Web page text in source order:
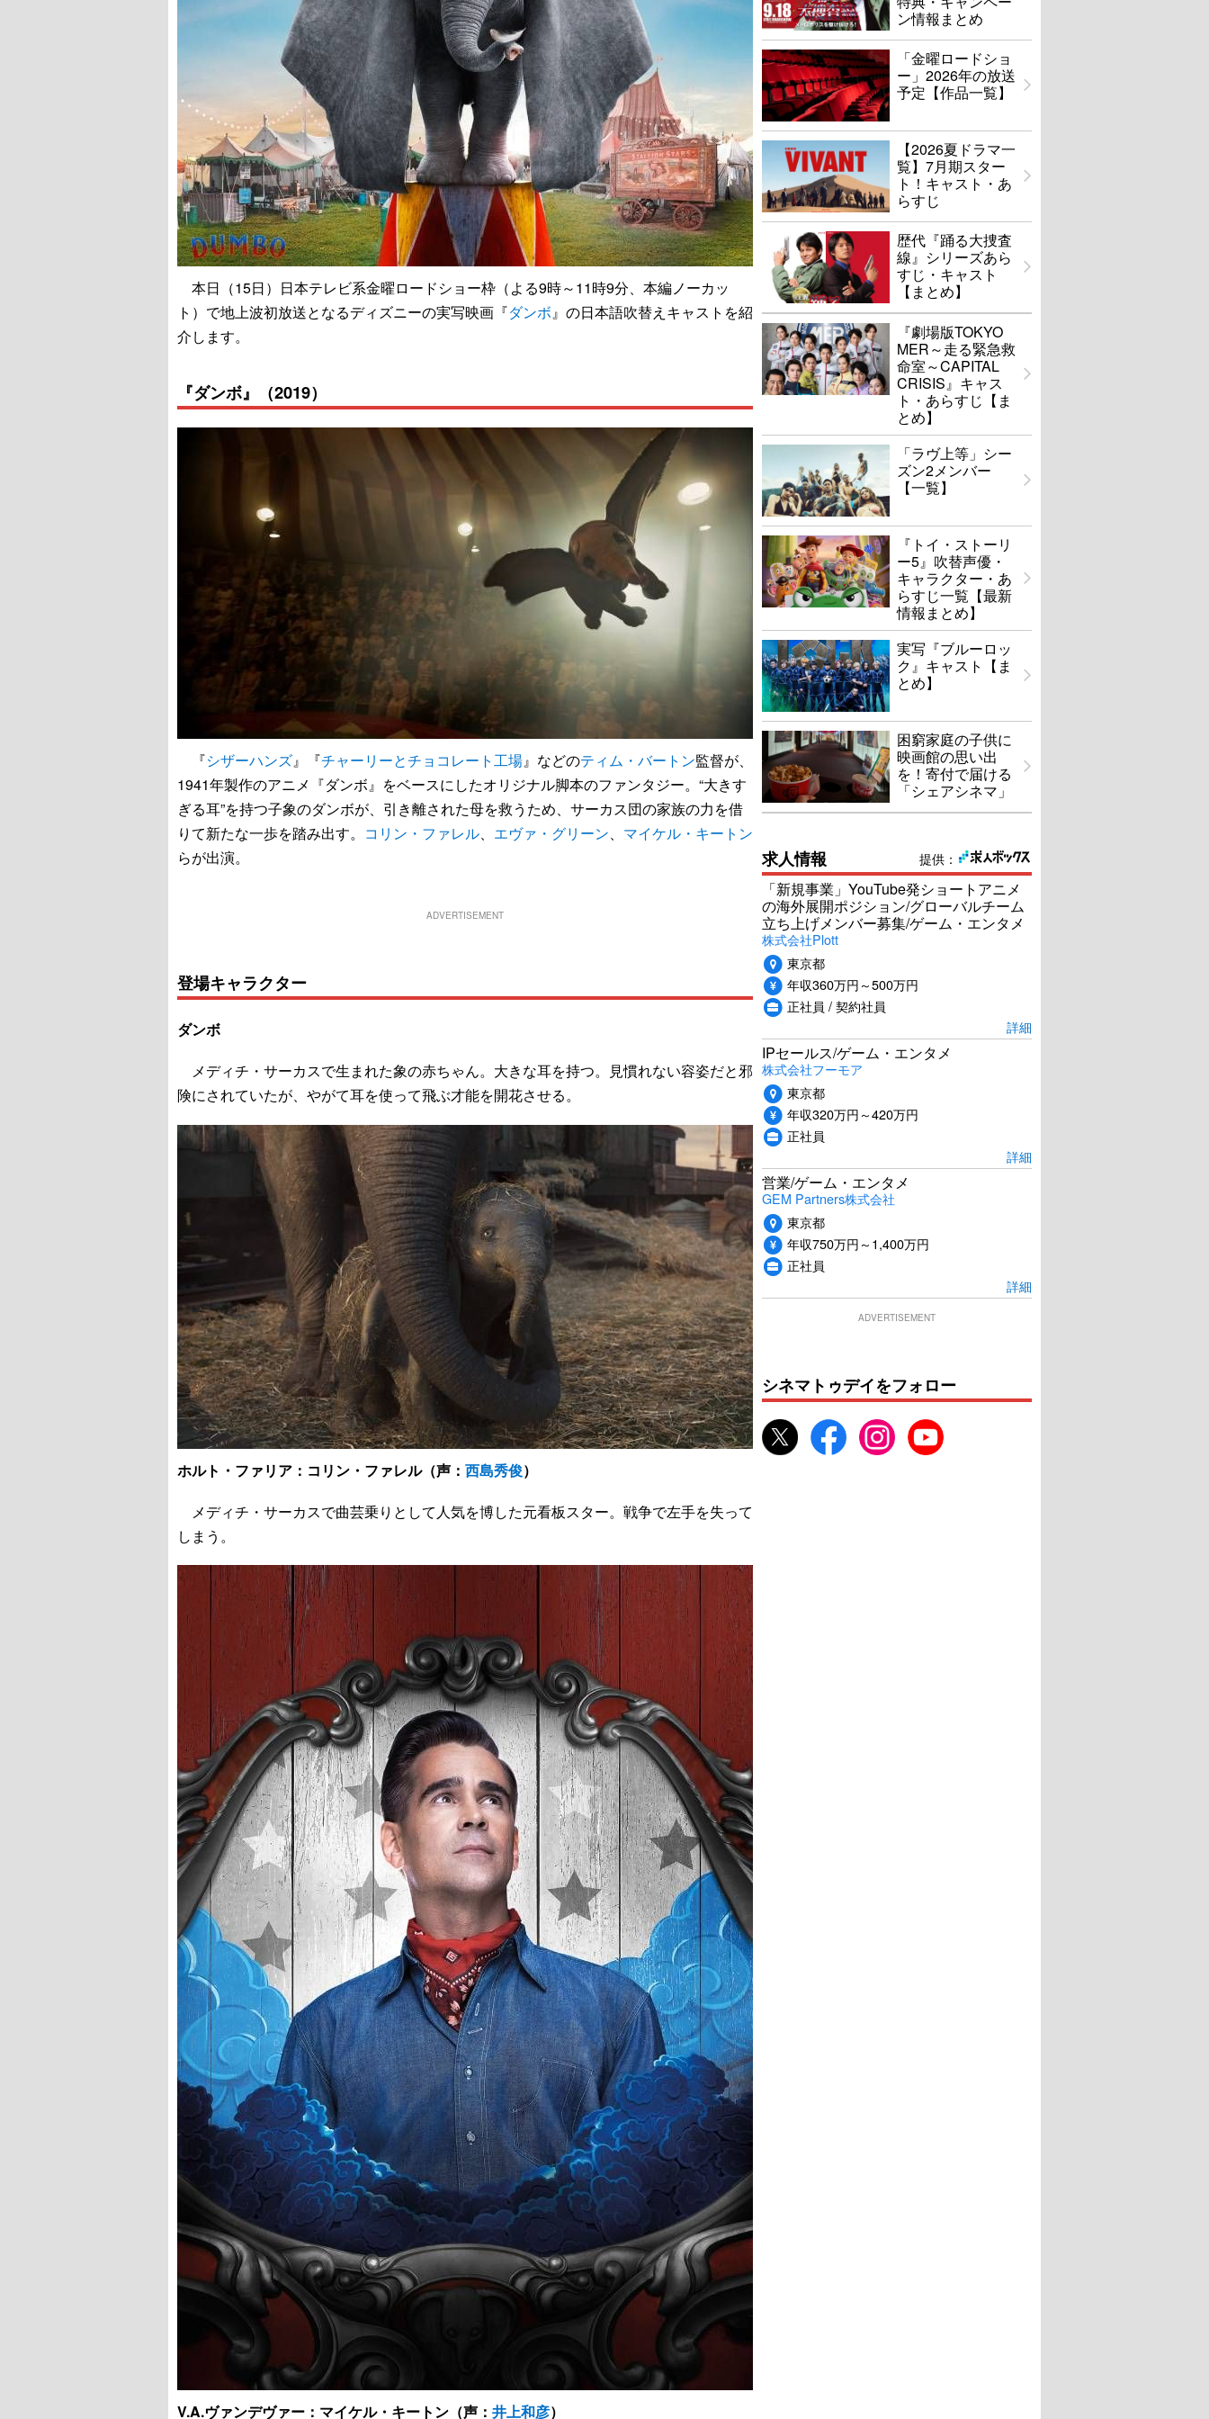
本日（15日）日本テレビ系金曜ロードショー枠（よる9時～11時9分、本編ノーカッ
ト）で地上波初放送となるディズニーの実写映画『ダンボ』の日本語吹替えキャストを紹
介します。
『ダンボ』（2019）
『シザーハンズ』『チャーリーとチョコレート工場』などのティム・バートン監督が、
1941年製作のアニメ『ダンボ』をベースにしたオリジナル脚本のファンタジー。“大きす
ぎる耳”を持つ子象のダンボが、引き離された母を救うため、サーカス団の家族の力を借
りて新たな一歩を踏み出す。 コリン・ファレル エヴァ・グリーン
マイケル・キートン
らが出演。
ADVERTISEMENT
登場キャラクター
ダンボ
メディチ・サーカスで生まれた象の赤ちゃん。大きな耳を持つ。見慣れない容姿だと邪
険にされていたが、やがて耳を使って飛ぶ才能を開花させる。
ホルト・ファリア：コリン・ファレル（声： 西島秀俊）
メディチ・サーカスで曲芸乗りとして人気を博した元看板スター。戦争で左手を失って
しまう。
V.A.ヴァンデヴァー：マイケル・キートン（声： 井上和彦）
ン情報まとめ
「金曜ロードショ
ー」2026年の放送
予定【作品一覧】
【2026夏ドラマ一
覧】7月期スター
ト！キャスト・あ
らすじ
歴代『踊る大捜査
線』シリーズあら
すじ・キャスト
【まとめ】
『劇場版TOKYO
MER～走る緊急救
命室～CAPITAL
CRISIS』キャス
ト・あらすじ【ま
とめ】
「ラヴ上等」シー
ズン2メンバー
【一覧】
『トイ・ストーリ
ー5』吹替声優・
キャラクター・あ
らすじ一覧【最新
情報まとめ】
実写『ブルーロッ
ク』キャスト【ま
とめ】
困窮家庭の子供に
映画館の思い出
を！寄付で届ける
「シェアシネマ」
提供：
求人情報
「新規事業」YouTube発ショートアニメ
の海外展開ポジション/グローバルチーム
立ち上げメンバー募集/ゲーム・エンタメ
株式会社Plott
東京都
年収360万円～500万円
正社員 / 契約社員
詳細
IPセールス/ゲーム・エンタメ
株式会社フーモア
東京都
年収320万円～420万円
正社員
詳細
営業/ゲーム・エンタメ
GEM Partners株式会社
東京都
年収750万円～1,400万円
正社員
詳細
ADVERTISEMENT
シネマトゥデイをフォロー